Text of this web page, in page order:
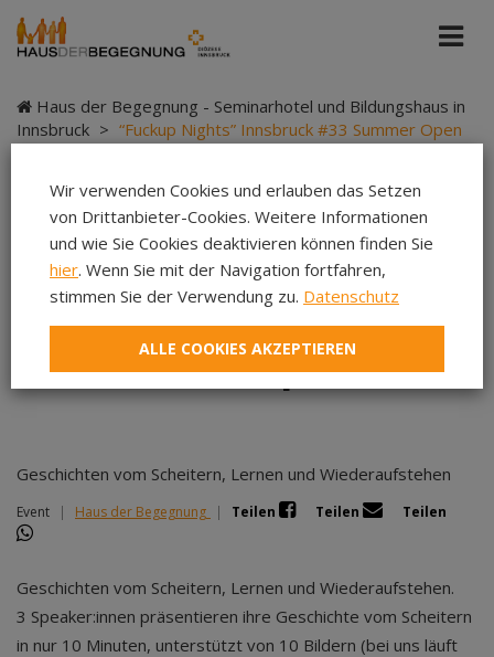
Haus der Begegnung - Seminarhotel und Bildungshaus in
Innsbruck > “Fuckup Nights” Innsbruck #33 Summer Open
“Fuckup Nights”
Innsbruck #33
Summer Open Air
Geschichten vom Scheitern, Lernen und Wiederaufstehen
Event | Haus der Begegnung | Teilen Teilen Teilen
Geschichten vom Scheitern, Lernen und Wiederaufstehen.
3 Speaker:innen präsentieren ihre Geschichte vom Scheitern
in nur 10 Minuten, unterstützt von 10 Bildern (bei uns läuft
Wir verwenden Cookies und erlauben das Setzen
von Drittanbieter-Cookies. Weitere Informationen
und wie Sie Cookies deaktivieren können finden Sie
hier. Wenn Sie mit der Navigation fortfahren,
stimmen Sie der Verwendung zu. Datenschutz
ALLE COOKIES AKZEPTIEREN